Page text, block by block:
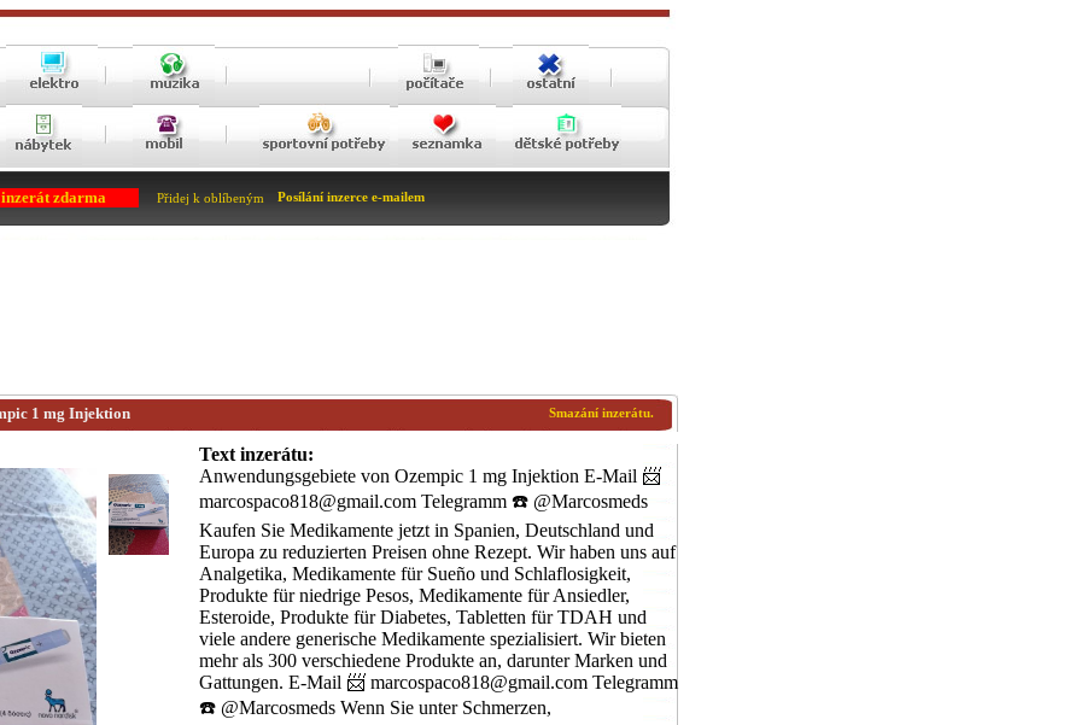
zdarma Přidej k oblíbeným Posílání inzerce e-mailem
Smazání inzerátu.
1 mg Injektion
Text inzerátu:
Anwendungsgebiete von Ozempic 1 mg Injektion E-Mail 📨
marcospaco818@gmail.com Telegramm ☎️ @Marcosmeds
Kaufen Sie Medikamente jetzt in Spanien, Deutschland und
Europa zu reduzierten Preisen ohne Rezept. Wir haben uns auf
Analgetika, Medikamente für Sueño und Schlaflosigkeit,
Produkte für niedrige Pesos, Medikamente für Ansiedler,
Esteroide, Produkte für Diabetes, Tabletten für TDAH und
viele andere generische Medikamente spezialisiert. Wir bieten
mehr als 300 verschiedene Produkte an, darunter Marken und
Gattungen. E-Mail 📨 marcospaco818@gmail.com Telegramm
☎️ @Marcosmeds Wenn Sie unter Schmerzen,